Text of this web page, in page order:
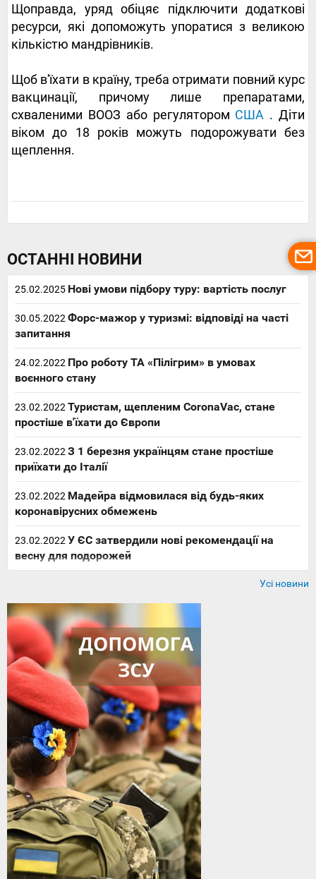
ОСТАННІ НОВИНИ
25.02.2025 Нові умови підбору туру: вартість послуг
30.05.2022 Форс-мажор у туризмі: відповіді на часті
запитання
24.02.2022 Про роботу ТА «Пілігрим» в умовах
воєнного стану
23.02.2022 Туристам, щепленим CoronaVac, стане
простіше в'їхати до Європи
23.02.2022 З 1 березня українцям стане простіше
приїхати до Італії
23.02.2022 Мадейра відмовилася від будь-яких
коронавірусних обмежень
23.02.2022 У ЄС затвердили нові рекомендації на
весну для подорожей
Усі новини
Щоправда, уряд обіцяє підключити додаткові
ресурси, які допоможуть упоратися з великою
кількістю мандрівників.
Щоб в'їхати в країну, треба отримати повний курс
вакцинації, причому лише препаратами,
схваленими ВООЗ або регулятором США . Діти
віком до 18 років можуть подорожувати без
щеплення.